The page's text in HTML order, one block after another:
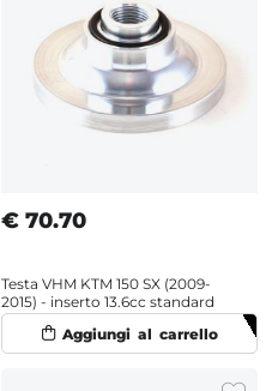
€ 70.70
Testa VHM KTM 150 SX (2009-
2015) - inserto 13.6cc standard